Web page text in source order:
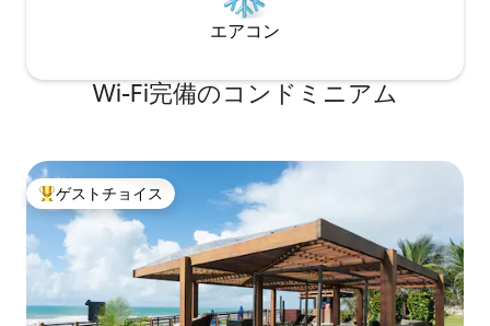
エアコン
Wi-Fi完備のコンドミニアム
大好評のゲストチョイスです。
ゲストチョイス